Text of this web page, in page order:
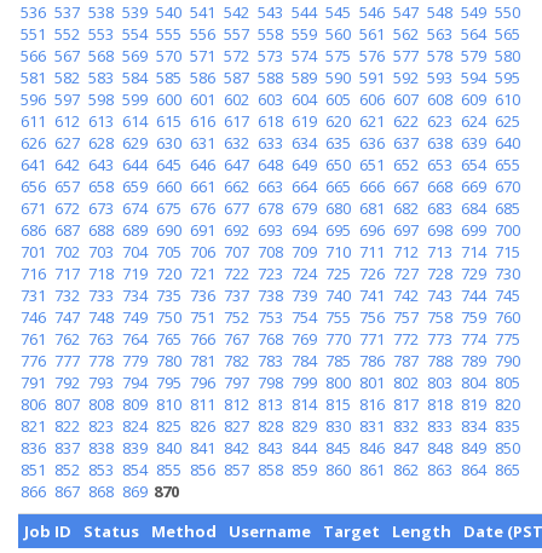
536 537 538 539 540 541 542 543 544 545 546 547 548 549 550
551 552 553 554 555 556 557 558 559 560 561 562 563 564 565
566 567 568 569 570 571 572 573 574 575 576 577 578 579 580
581 582 583 584 585 586 587 588 589 590 591 592 593 594 595
596 597 598 599 600 601 602 603 604 605 606 607 608 609 610
611 612 613 614 615 616 617 618 619 620 621 622 623 624 625
626 627 628 629 630 631 632 633 634 635 636 637 638 639 640
641 642 643 644 645 646 647 648 649 650 651 652 653 654 655
656 657 658 659 660 661 662 663 664 665 666 667 668 669 670
671 672 673 674 675 676 677 678 679 680 681 682 683 684 685
686 687 688 689 690 691 692 693 694 695 696 697 698 699 700
701 702 703 704 705 706 707 708 709 710 711 712 713 714 715
716 717 718 719 720 721 722 723 724 725 726 727 728 729 730
731 732 733 734 735 736 737 738 739 740 741 742 743 744 745
746 747 748 749 750 751 752 753 754 755 756 757 758 759 760
761 762 763 764 765 766 767 768 769 770 771 772 773 774 775
776 777 778 779 780 781 782 783 784 785 786 787 788 789 790
791 792 793 794 795 796 797 798 799 800 801 802 803 804 805
806 807 808 809 810 811 812 813 814 815 816 817 818 819 820
821 822 823 824 825 826 827 828 829 830 831 832 833 834 835
836 837 838 839 840 841 842 843 844 845 846 847 848 849 850
851 852 853 854 855 856 857 858 859 860 861 862 863 864 865
866 867 868 869 870
Job ID
Status Method Username Target Length
Date